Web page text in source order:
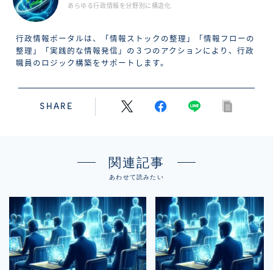
あらゆる行政情報を分野別に構造化
行政情報ポータルは、「情報ストックの整理」「情報フローの
整理」「実践的な情報発信」の３つのアクションにより、行政
職員のロジック構築をサポートします。
SHARE
関連記事
あわせて読みたい